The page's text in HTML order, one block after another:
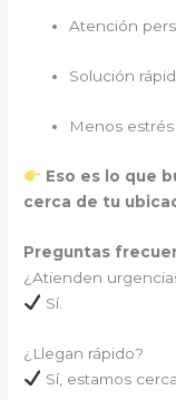
Atención
Solución
Menos estrés
Eso es lo que
cerca de tu
Preguntas
¿Atienden
Sí.
¿Llegan rápido?
Sí, estamos cerca.